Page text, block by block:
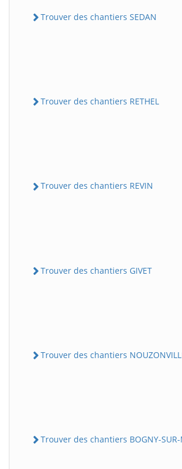
Trouver des chantiers SEDAN
Trouver des chantiers RETHEL
Trouver des chantiers REVIN
Trouver des chantiers GIVET
Trouver des chantiers
Trouver des chantiers BOGNY-SUR-